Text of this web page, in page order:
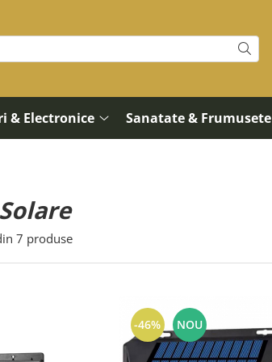
& Electronice Sanatate & Frumusete
7 produse
-46% NOU